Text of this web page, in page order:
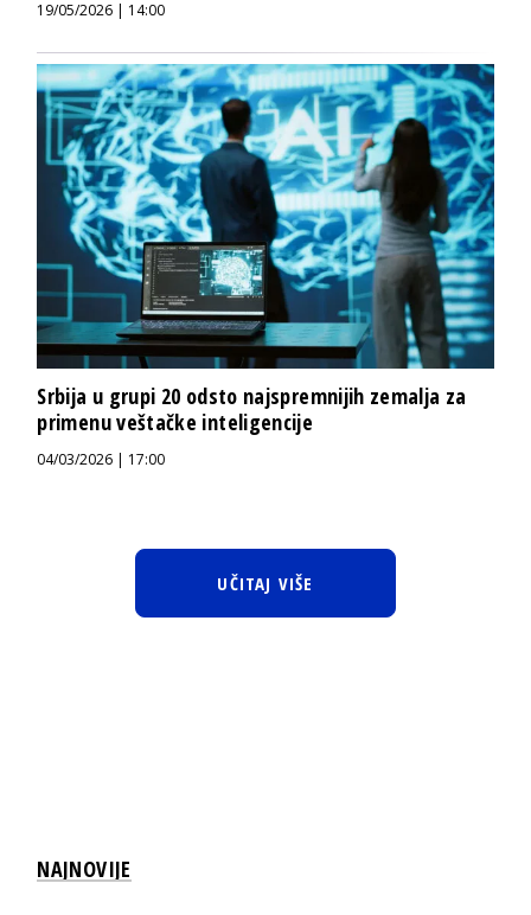
19/05/2026 | 14:00
Srbija u grupi 20 odsto najspremnijih zemalja za
primenu veštačke inteligencije
04/03/2026 | 17:00
UČITAJ VIŠE
NAJNOVIJE